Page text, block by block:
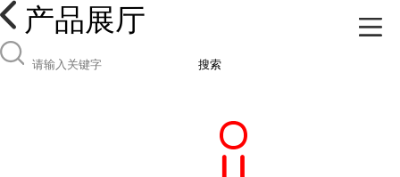
产品展厅
搜索